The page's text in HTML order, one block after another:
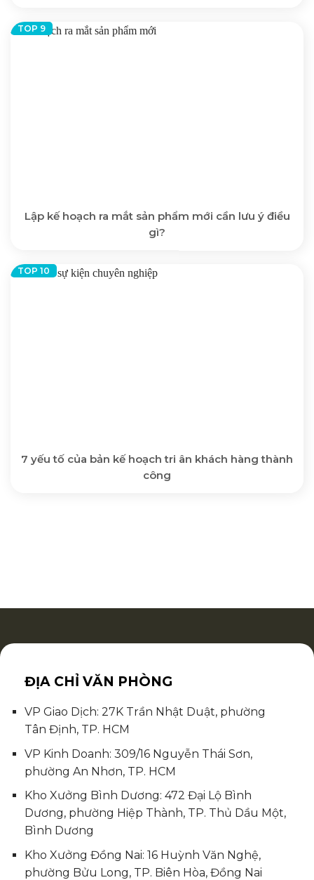
Lập kế hoạch ra mắt sản phẩm mới cần lưu ý điều
gì?
7 yếu tố của bản kế hoạch tri ân khách hàng thành
công
ĐỊA CHỈ VĂN PHÒNG
VP Giao Dịch: 27K Trần Nhật Duật, phường
Tân Định, TP. HCM
VP Kinh Doanh: 309/16 Nguyễn Thái Sơn,
phường An Nhơn, TP. HCM
Kho Xưởng Bình Dương: 472 Đại Lộ Bình
Dương, phường Hiệp Thành, TP. Thủ Dầu Một,
Bình Dương
Kho Xưởng Đồng Nai: 16 Huỳnh Văn Nghệ,
phường Bửu Long, TP. Biên Hòa, Đồng Nai